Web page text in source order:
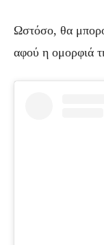
Ωστόσο, θα
αφού η ομορφιά